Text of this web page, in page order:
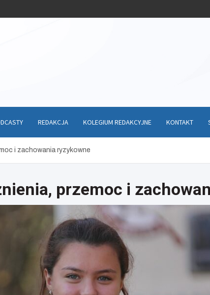
REDAKCJA KOLEGIUM REDAKCYJNE KONTAKT
i zachowania ryzykowne
przemoc i